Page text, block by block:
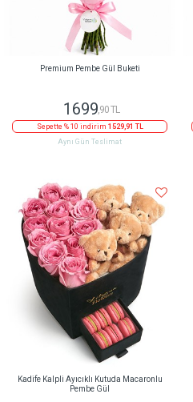
Premium Pembe Gül Buketi
1699,90 TL
Sepette % 10 indirim 1529,91 TL
Aynı Gün Teslimat
Kadife Kalpli Ayıcıklı Kutuda Macaronlu
Pembe Gül